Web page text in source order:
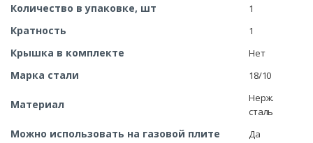
Количество в упаковке, шт 1
Кратность 1
Крышка в комплекте Нет
Марка стали 18/10
Материал
Нерж.
сталь
Можно использовать на газовой плите Да